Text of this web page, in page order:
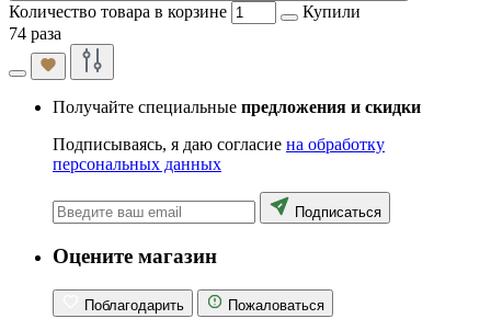
Количество товара в корзине
Купили
74 раза
Получайте специальные предложения и скидки
Подписываясь, я даю согласие на обработку
персональных данных
Подписаться
Оцените магазин
Поблагодарить Пожаловаться